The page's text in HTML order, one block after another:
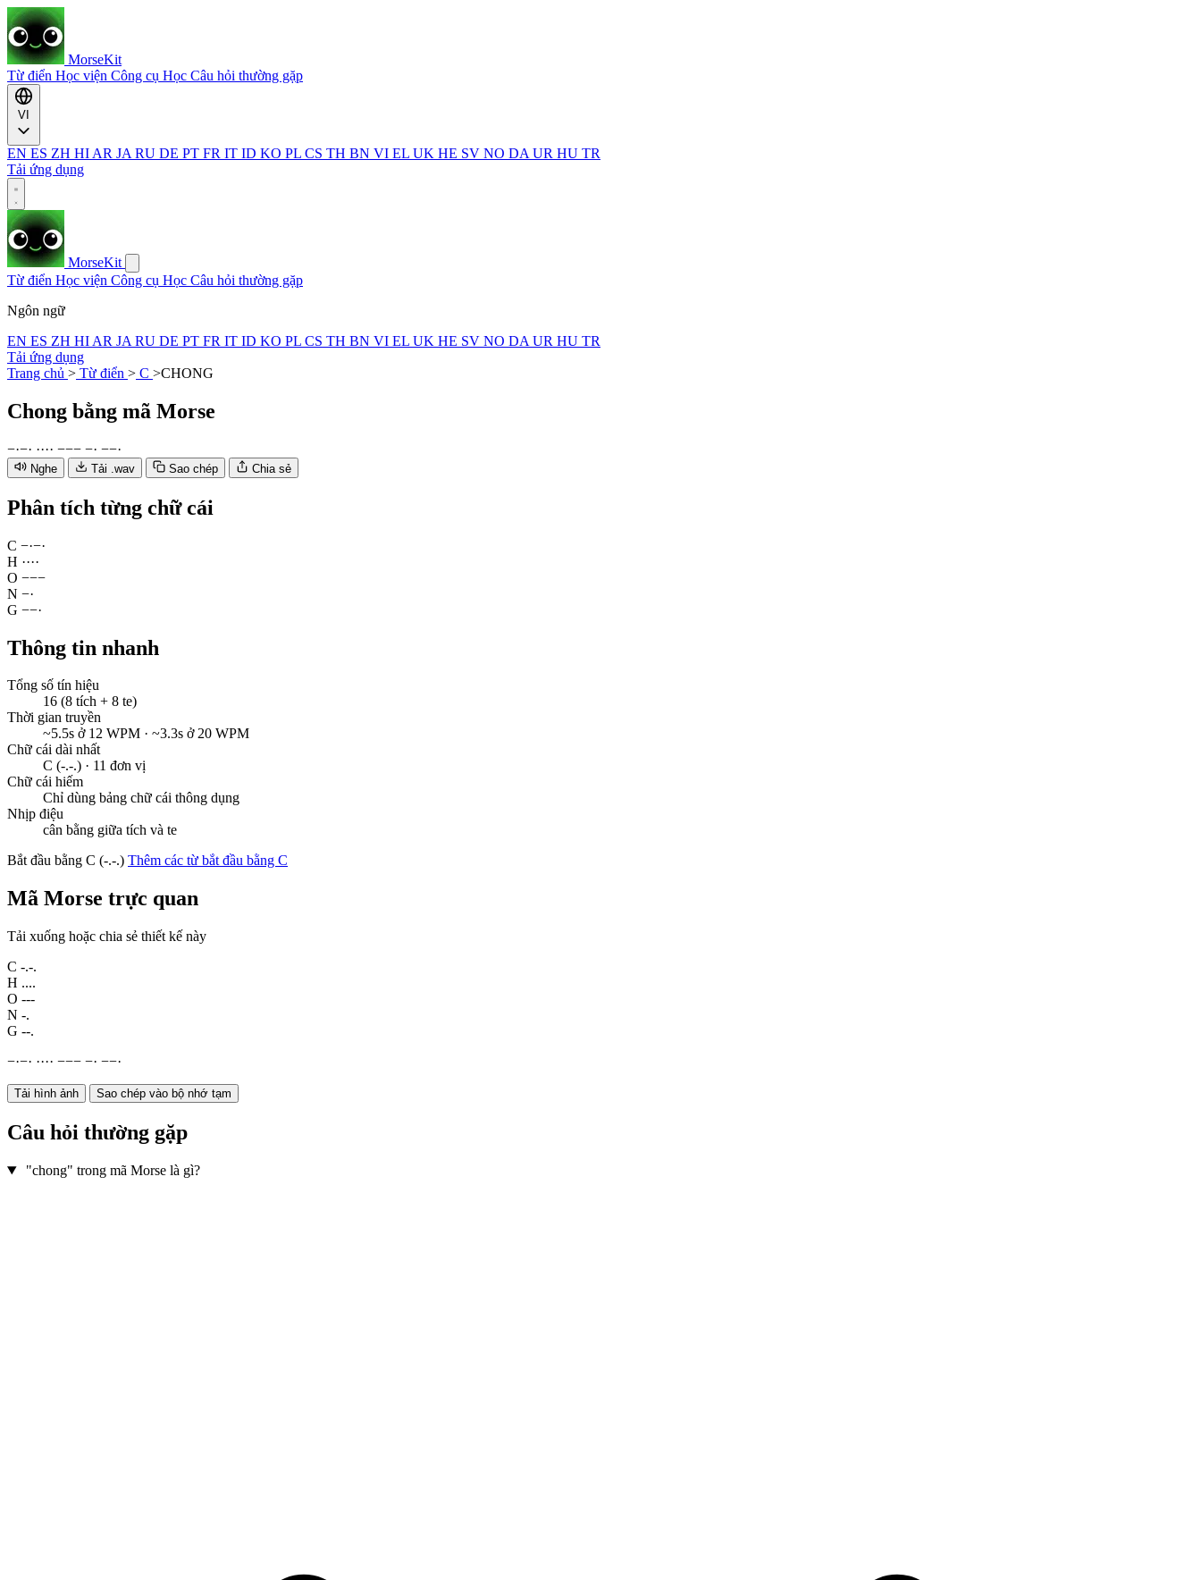
MorseKit
Từ điển Học viện Công cụ Học Câu hỏi thường gặp
EN ES ZH HI AR JA RU DE PT FR IT ID KO PL CS TH BN VI EL UK HE SV NO DA UR HU TR
Tải ứng dụng
MorseKit
Từ điển Học viện Công cụ Học Câu hỏi thường gặp
Ngôn ngữ
EN ES ZH HI AR JA RU DE PT FR IT ID KO PL CS TH BN VI EL UK HE SV NO DA UR HU TR
Tải ứng dụng
Trang chủ > Từ điển > C >CHONG
Chong bằng mã Morse
−·−· ···· −−− −· −−·
Nghe Tải .wav Sao chép Chia sẻ
Phân tích từng chữ cái
C −·−·
H ····
O −−−
N −·
G −−·
Thông tin nhanh
Tổng số tín hiệu
16 (8 tích + 8 te)
Thời gian truyền
~5.5s ở 12 WPM · ~3.3s ở 20 WPM
Chữ cái dài nhất
C (-.-.) · 11 đơn vị
Chữ cái hiếm
Chỉ dùng bảng chữ cái thông dụng
Nhịp điệu
cân bằng giữa tích và te
Bắt đầu bằng C (-.-.) Thêm các từ bắt đầu bằng C
Mã Morse trực quan
Tải xuống hoặc chia sẻ thiết kế này
C -.-.
H ....
O ---
N -.
G --.
−·−· ···· −−− −· −−·
Tải hình ảnh Sao chép vào bộ nhớ tạm
Câu hỏi thường gặp
"chong" trong mã Morse là gì?